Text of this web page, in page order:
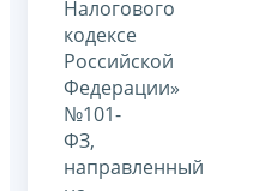
Налогового
кодексе
Российской
Федерации»
№101-
ФЗ,
направленный